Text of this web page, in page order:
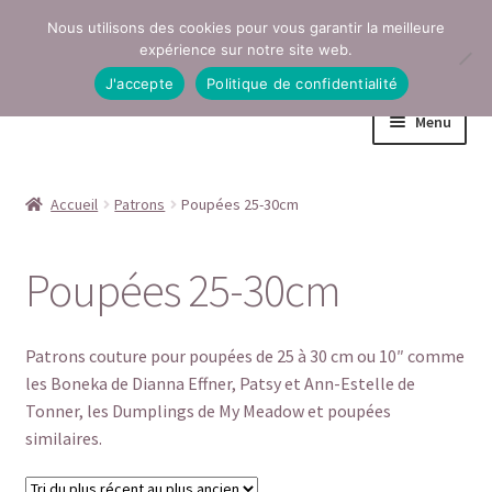
Aller
navigation
Aller
Menu
Contact
Mentions légales
Mon compte
Accueil Patrons Poupées 25-30cm
Poupées 25-30cm
Patrons couture pour poupées de 25 à 30 cm ou 10″ comme
les Boneka de Dianna Effner, Patsy et Ann-Estelle de
Tonner, les Dumplings de My Meadow et poupées
similaires.
Nous utilisons des cookies pour vous garantir la meilleure
expérience sur notre site web.
J'accepte
Politique de confidentialité